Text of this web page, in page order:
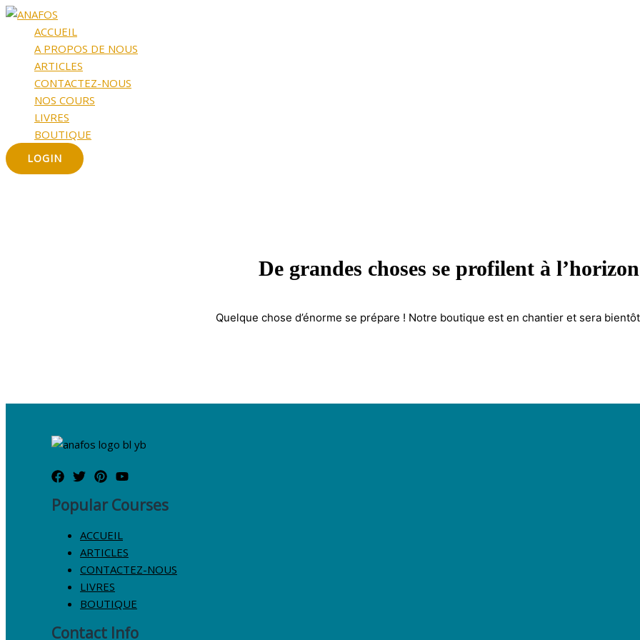
Aller
contenu
ACCUEIL
A PROPOS DE NOUS
ARTICLES
CONTACTEZ-NOUS
NOS COURS
LIVRES
BOUTIQUE
LOGIN
De grandes choses se profilent à l’horizon
Quelque chose d’énorme se prépare ! Notre boutique est en chantier et sera
Popular Courses
ACCUEIL
ARTICLES
CONTACTEZ-NOUS
LIVRES
BOUTIQUE
Contact Info